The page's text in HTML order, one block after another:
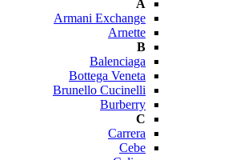
A
Armani Exchange
Arnette
B
Balenciaga
Bottega Veneta
Brunello Cucinelli
Burberry
C
Carrera
Cebe